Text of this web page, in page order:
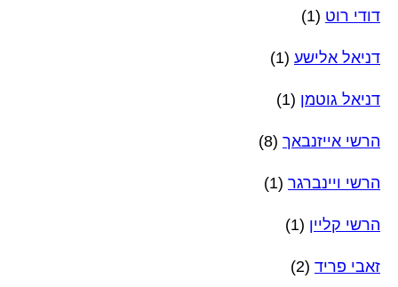
דודי רוט (1)
דניאל אלישע (1)
דניאל גוטמן (1)
הרשי אייזנבאך (8)
הרשי ויינברגר (1)
הרשי קליין (1)
זאבי פריד (2)